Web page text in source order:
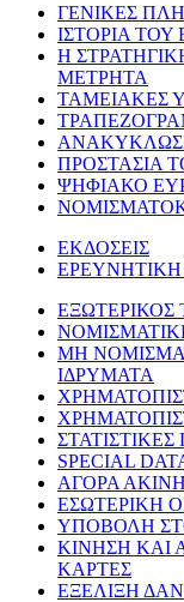
ΓΕΝΙΚΕΣ
ΙΣΤΟΡΙΑ ΤΟΥ
Η
ΜΕΤΡΗΤΑ
ΤΑΜΕΙΑΚΕΣ
ΠΡΟΣΤΑΣΙΑ
ΨΗΦΙΑΚΟ
ΕΚΔΟΣΕΙΣ
ΕΡΕΥΝΗΤΙΚΗ
ΜΗ
ΙΔΡΥΜΑΤΑ
SPECIAL
ΑΓΟΡΑ
ΕΣΩΤΕΡΙΚΗ
ΥΠΟΒΟΛΗ
ΚΙΝΗΣΗ
ΚΑΡΤΕΣ
ΕΞΕΛΙΞΗ